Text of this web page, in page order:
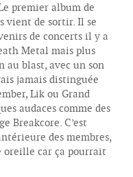
premier album de
vient de sortir. Il se
de concerts il y a
Metal mais plus
au blast, avec un son
jamais distinguée
Lik ou Grand
audaces comme des
Breakcore. C’est
des membres,
oreille car ça pourrait